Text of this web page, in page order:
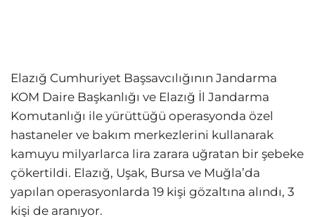
Elazığ Cumhuriyet Başsavcılığının Jandarma
KOM Daire Başkanlığı ve Elazığ İl Jandarma
Komutanlığı ile yürüttüğü operasyonda özel
hastaneler ve bakım merkezlerini kullanarak
kamuyu milyarlarca lira zarara uğratan bir şebeke
çökertildi. Elazığ, Uşak, Bursa ve Muğla’da
yapılan operasyonlarda 19 kişi gözaltına alındı, 3
kişi de aranıyor.